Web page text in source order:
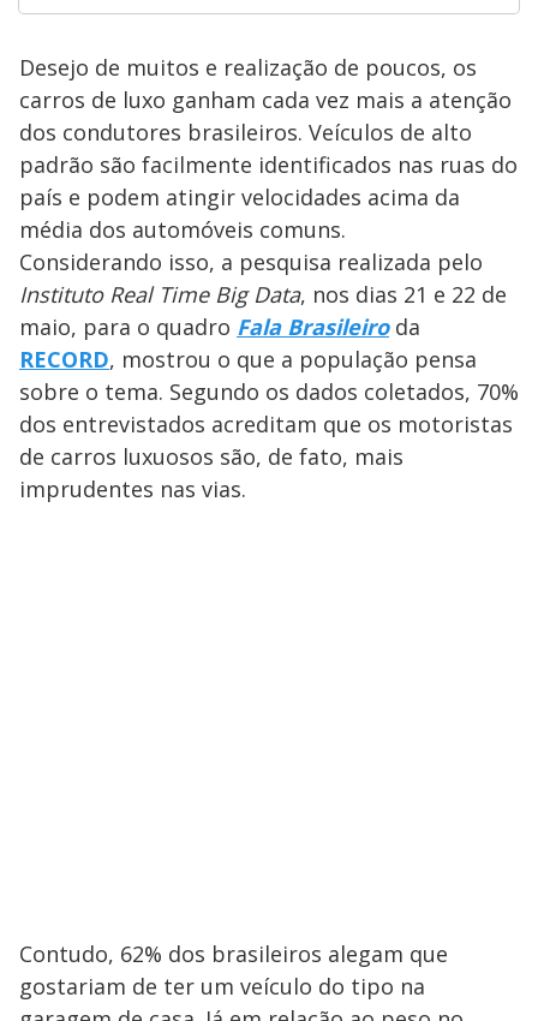
Desejo de muitos e realização de poucos, os
carros de luxo ganham cada vez mais a atenção
dos condutores brasileiros. Veículos de alto
padrão são facilmente identificados nas ruas do
país e podem atingir velocidades acima da
média dos automóveis comuns.
Considerando isso, a pesquisa realizada pelo
Instituto Real Time Big Data, nos dias 21 e 22 de
maio, para o quadro Fala Brasileiroda
RECORD, mostrou o que a população pensa
sobre o tema. Segundo os dados coletados, 70%
dos entrevistados acreditam que os motoristas
de carros luxuosos são, de fato, mais
imprudentes nas vias.
Contudo, 62% dos brasileiros alegam que
gostariam de ter um veículo do tipo na